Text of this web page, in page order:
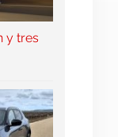
y tres